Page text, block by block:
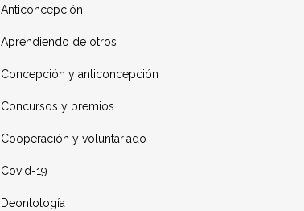
Anticoncepción
Aprendiendo de otros
Concepción y anticoncepción
Concursos y premios
Cooperación y voluntariado
Covid-19
Deontología